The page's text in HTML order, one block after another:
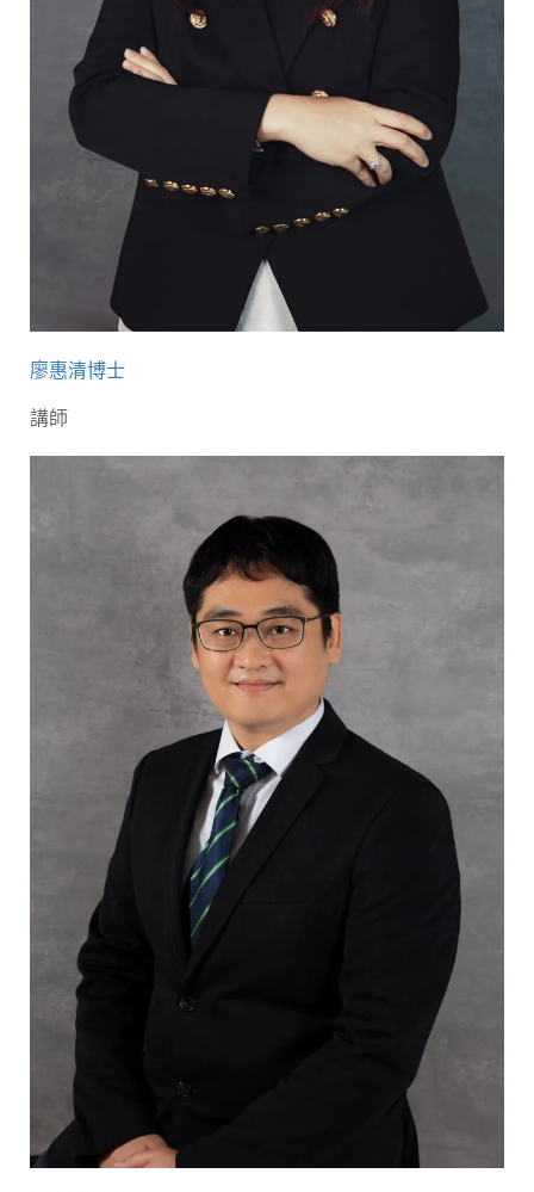
廖惠清博士
講師